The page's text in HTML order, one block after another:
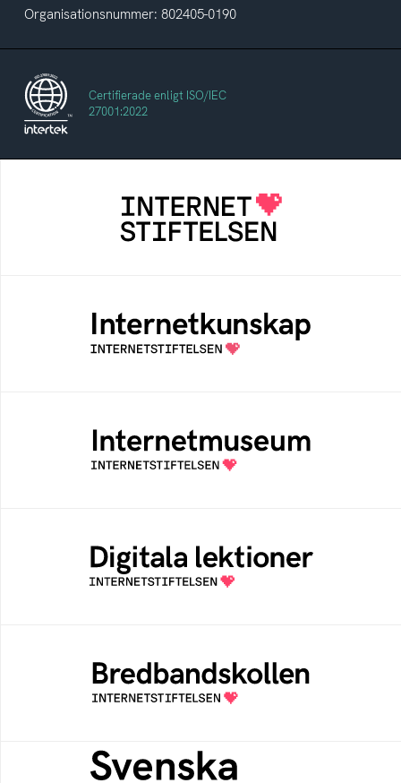
Organisationsnummer: 802405-0190
Certifierade enligt ISO/IEC
27001:2022
Internetstiftelsen verkar för ett internet som
bidrar positivt till människan och samhället
Samlad kunskap som hjälper dig att bli en
säker och medveten internetanvändare
Ett digitalt museum som byggts, och kureras
av Internetstiftelsen
Öppen digital lärresurs med färdiga lektioner
för alla stadier i grundskolan
Bredbandskollen är ett oberoende
konsumentverktyg som drivs av
Internetstiftelsen
Svenska federationer